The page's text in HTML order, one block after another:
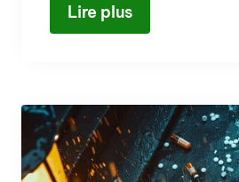
Lire plus